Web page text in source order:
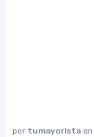
por tumayorista en